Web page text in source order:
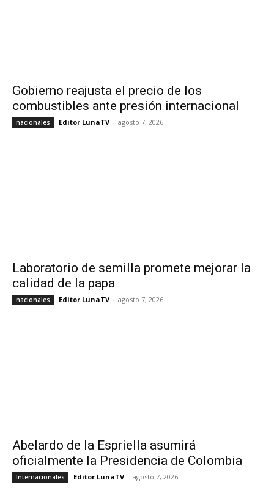
Gobierno reajusta el precio de los
combustibles ante presión internacional
nacionales Editor LunaTV - agosto 7, 2026
Laboratorio de semilla promete mejorar la
calidad de la papa
nacionales Editor LunaTV - agosto 7, 2026
Abelardo de la Espriella asumirá
oficialmente la Presidencia de Colombia
Internacionales Editor LunaTV - agosto 7, 2026